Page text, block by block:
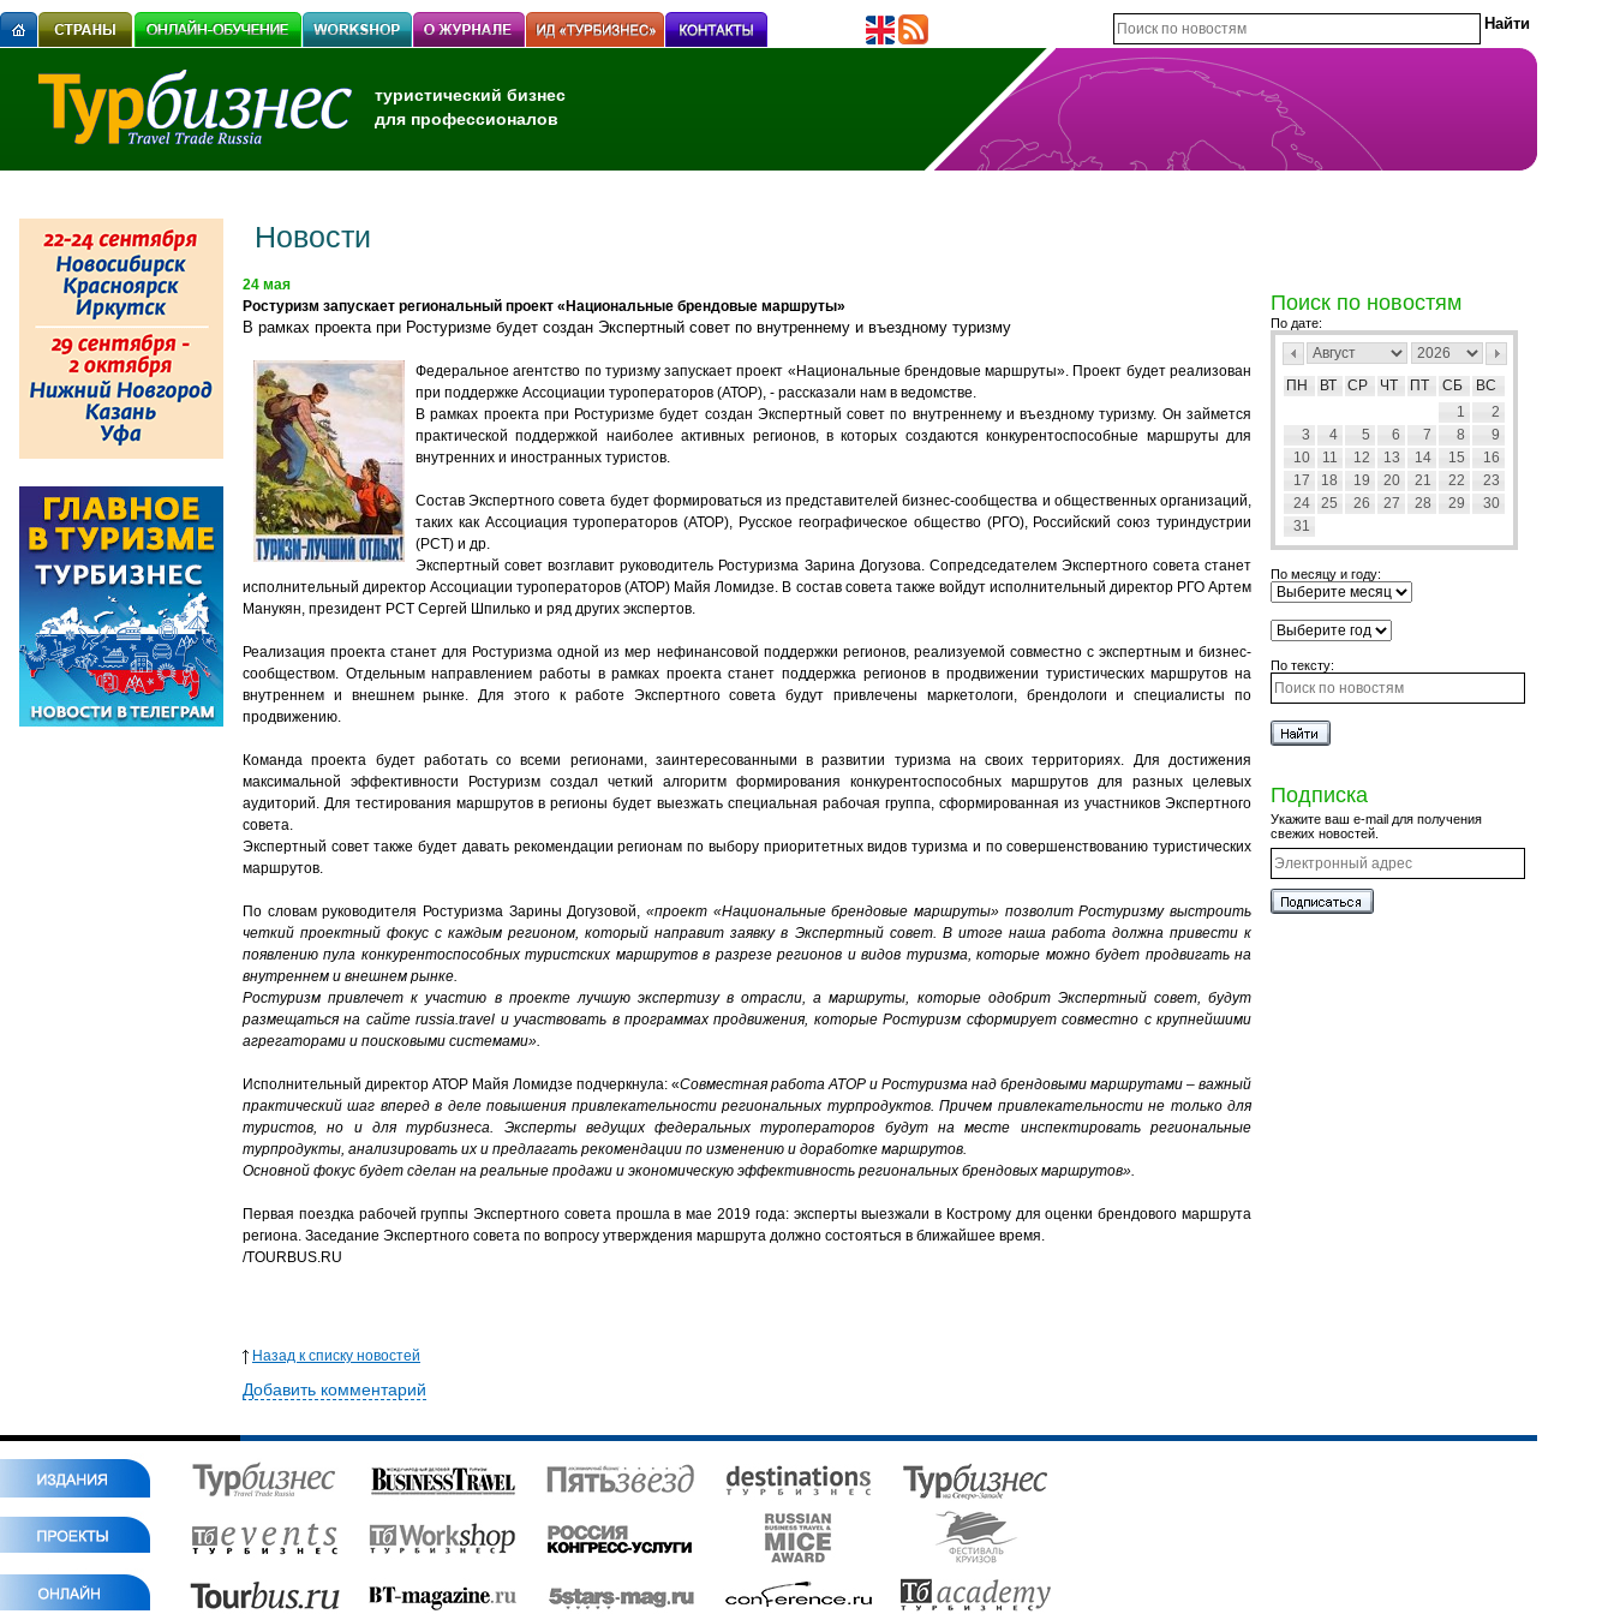
туристический бизнес
для профессионалов
Новости
24 мая
Ростуризм запускает региональный проект «Национальные брендовые маршруты»
В рамках проекта при Ростуризме будет создан Экспертный совет по внутреннему и въездному туризму
Федеральное агентство по туризму запускает проект «Национальные брендовые маршруты». Проект будет реализован
при поддержке Ассоциации туроператоров (АТОР), - рассказали нам в ведомстве.
В рамках проекта при Ростуризме будет создан Экспертный совет по внутреннему и въездному туризму. Он займется
практической поддержкой наиболее активных регионов, в которых создаются конкурентоспособные маршруты для
внутренних и иностранных туристов.
Состав Экспертного совета будет формироваться из представителей бизнес-сообщества и общественных организаций,
таких как Ассоциация туроператоров (АТОР), Русское географическое общество (РГО), Российский союз туриндустрии
(РСТ) и др.
Экспертный совет возглавит руководитель Ростуризма Зарина Догузова. Сопредседателем Экспертного совета станет
исполнительный директор Ассоциации туроператоров (АТОР) Майя Ломидзе. В состав совета также войдут исполнительный директор РГО Артем
Манукян, президент РСТ Сергей Шпилько и ряд других экспертов.
Реализация проекта станет для Ростуризма одной из мер нефинансовой поддержки регионов, реализуемой совместно с экспертным и бизнес-
сообществом. Отдельным направлением работы в рамках проекта станет поддержка регионов в продвижении туристических маршрутов на
внутреннем и внешнем рынке. Для этого к работе Экспертного совета будут привлечены маркетологи, брендологи и специалисты по
продвижению.
Команда проекта будет работать со всеми регионами, заинтересованными в развитии туризма на своих территориях. Для достижения
максимальной эффективности Ростуризм создал четкий алгоритм формирования конкурентоспособных маршрутов для разных целевых
аудиторий. Для тестирования маршрутов в регионы будет выезжать специальная рабочая группа, сформированная из участников Экспертного
совета.
Экспертный совет также будет давать рекомендации регионам по выбору приоритетных видов туризма и по совершенствованию туристических
маршрутов.
По словам руководителя Ростуризма Зарины Догузовой, «проект «Национальные брендовые маршруты» позволит Ростуризму выстроить
четкий проектный фокус с каждым регионом, который направит заявку в Экспертный совет. В итоге наша работа должна привести к
появлению пула конкурентоспособных туристских маршрутов в разрезе регионов и видов туризма, которые можно будет продвигать на
внутреннем и внешнем рынке.
Ростуризм привлечет к участию в проекте лучшую экспертизу в отрасли, а маршруты, которые одобрит Экспертный совет, будут
размещаться на сайте russia.travel и участвовать в программах продвижения, которые Ростуризм сформирует совместно с крупнейшими
агрегаторами и поисковыми системами».
Исполнительный директор АТОР Майя Ломидзе подчеркнула: «Совместная работа АТОР и Ростуризма над брендовыми маршрутами – важный
практический шаг вперед в деле повышения привлекательности региональных турпродуктов. Причем привлекательности не только для
туристов, но и для турбизнеса. Эксперты ведущих федеральных туроператоров будут на месте инспектировать региональные
турпродукты, анализировать их и предлагать рекомендации по изменению и доработке маршрутов.
Основной фокус будет сделан на реальные продажи и экономическую эффективность региональных брендовых маршрутов».
Первая поездка рабочей группы Экспертного совета прошла в мае 2019 года: эксперты выезжали в Кострому для оценки брендового маршрута
региона. Заседание Экспертного совета по вопросу утверждения маршрута должно состояться в ближайшее время.
/TOURBUS.RU
Назад к списку новостей
Добавить комментарий
Поиск по новостям
По дате:
ПН ВТ СР ЧТ ПТ СБ
ВС
1
2
3
4 5 6 7 8
9
10
11 12 13 14 15
16
17
18 19 20 21 22
23
24
25 26 27 28 29
30
31
По месяцу и году:
По тексту:
Подписка
Укажите ваш e-mail для получения
свежих новостей.